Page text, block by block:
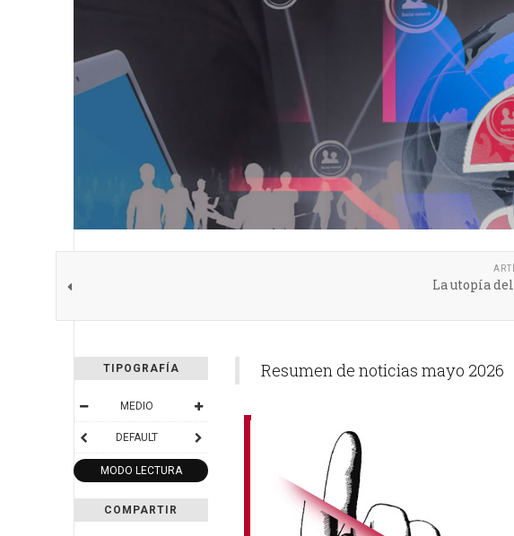
La utopía
TIPOGRAFÍA
MEDIO
DEFAULT
MODO LECTURA
COMPARTIR
Resumen de noticias mayo 2026